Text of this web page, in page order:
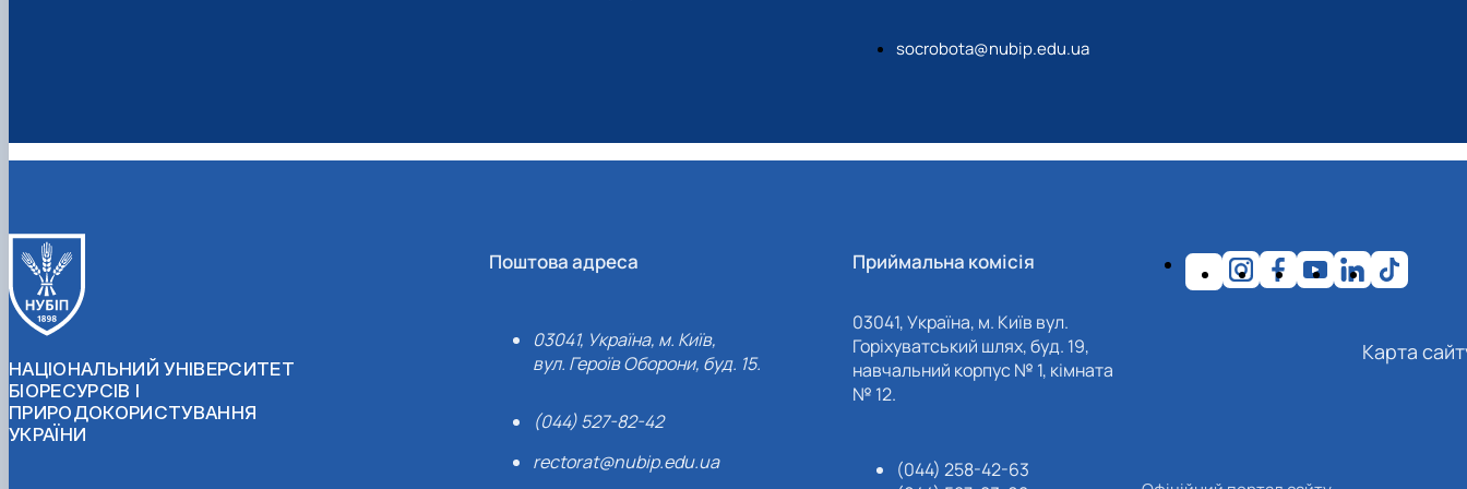
socrobota@nubip.edu.ua
НАЦІОНАЛЬНИЙ УНІВЕРСИТЕТ
БІОРЕСУРСІВ І
ПРИРОДОКОРИСТУВАННЯ
УКРАЇНИ
Поштова адреса
03041, Україна, м. Київ,
вул. Героїв Оборони, буд. 15.
(044) 527-82-42
rectorat@nubip.edu.ua
Приймальна комісія
03041, Україна, м. Київ вул.
Горіхуватський шлях, буд. 19,
навчальний корпус № 1, кімната
№ 12.
(044) 258-42-63
Карта